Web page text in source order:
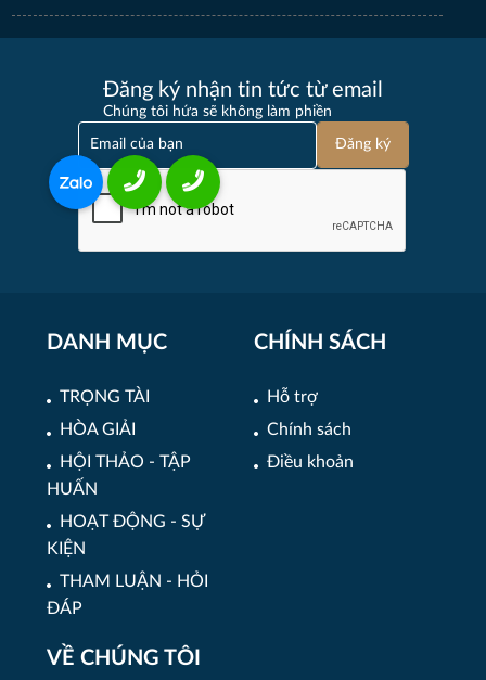
MON 06, 2026
Đăng ký nhận tin tức từ email
Chúng tôi hứa sẽ không làm phiền
Đăng ký
DANH MỤC
TRỌNG TÀI
HÒA GIẢI
HỘI THẢO - TẬP
HUẤN
HOẠT ĐỘNG - SỰ
KIỆN
THAM LUẬN - HỎI
ĐÁP
CHÍNH SÁCH
Hỗ trợ
Chính sách
Điều khoản
VỀ CHÚNG TÔI